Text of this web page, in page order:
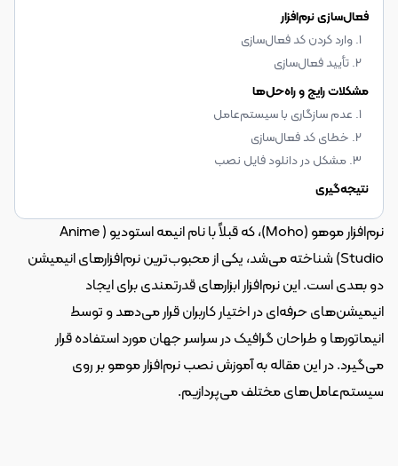
فعال‌سازی نرم‌افزار
1. وارد کردن کد فعال‌سازی
2. تأیید فعال‌سازی
مشکلات رایج و راه‌حل‌ها
1. عدم سازگاری با سیستم‌عامل
2. خطای کد فعال‌سازی
3. مشکل در دانلود فایل نصب
نتیجه‌گیری
نرم‌افزار موهو (Moho)، که قبلاً با نام انیمه استودیو (Anime
سیستم‌عامل‌های مختلف می‌پردازیم.